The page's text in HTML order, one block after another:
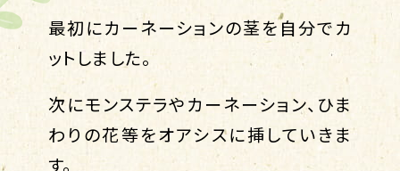
最初にカーネーションの茎を自分でカ
ットしました。
次にモンステラやカーネーション、ひま
わりの花等をオアシスに挿していきま
す。